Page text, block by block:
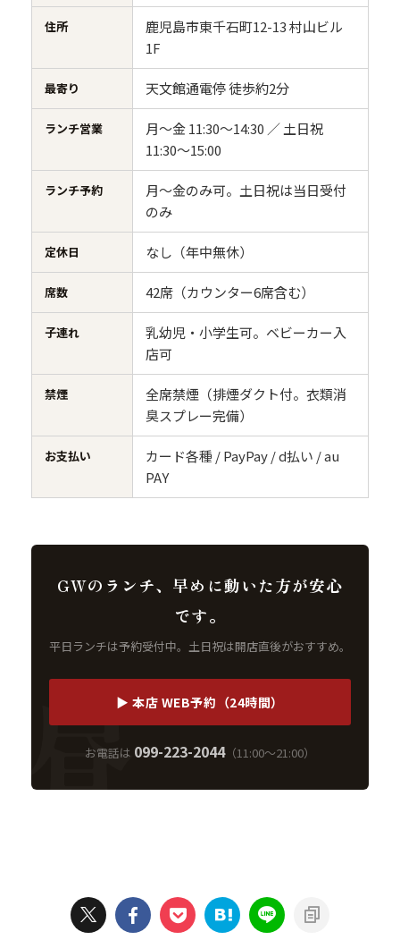
住所
鹿児島市東千石町12-13 村山ビル
1F
最寄り 天文館通電停 徒歩約2分
ランチ営業
月〜金 11:30〜14:30 ／ 土日祝
11:30〜15:00
ランチ予約
月〜金のみ可。土日祝は当日受付
のみ
定休日 なし（年中無休）
席数 42席（カウンター6席含む）
子連れ
乳幼児・小学生可。ベビーカー入
店可
禁煙
全席禁煙（排煙ダクト付。衣類消
臭スプレー完備）
お支払い
カード各種 / PayPay / d払い / au
PAY
GWのランチ、早めに動いた方が安心
です。
平日ランチは予約受付中。土日祝は開店直後がおすすめ。
▶ 本店 WEB予約（24時間）
お電話は 099-223-2044（11:00〜21:00）